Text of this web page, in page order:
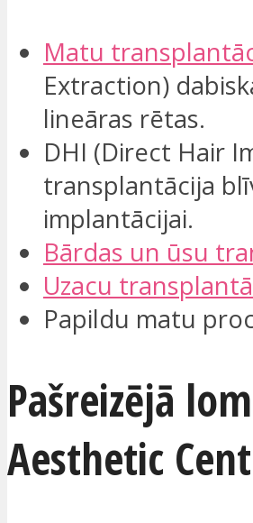
Matu
Extraction)
lineāras rētas.
DHI (Direct Hair
transplantācija
implantācijai.
Bārdas un ūsu
Uzacu
Papildu matu
Pašreizējā
Aesthetic